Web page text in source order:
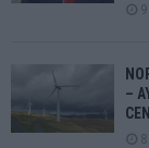
–